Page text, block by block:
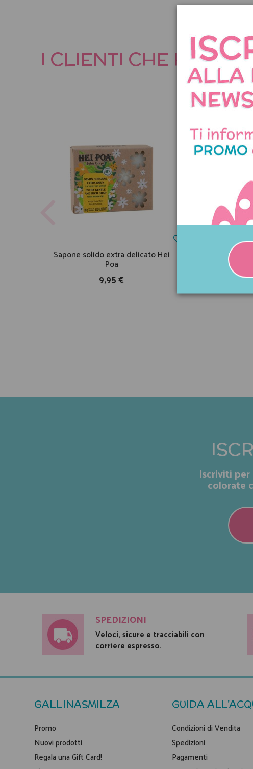
I CLIENTI CHE
Sapone solido extra delicato Hei
Poa
9,95 €
Iscriviti
colorate
SPEDIZIONI
Veloci, sicure e tracciabili con
corriere espresso.
GALLINASMILZA
Promo
Nuovi prodotti
Regala una Gift Card!
GUIDA
Condizioni di Vendita
Spedizioni
Pagamenti